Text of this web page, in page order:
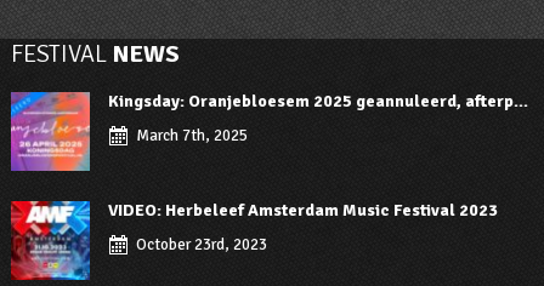
FESTIVALNEWS
Kingsday: Oranjebloesem 2025 geannuleerd, afterp...
March 7th, 2025
VIDEO: Herbeleef Amsterdam Music Festival 2023
October 23rd, 2023